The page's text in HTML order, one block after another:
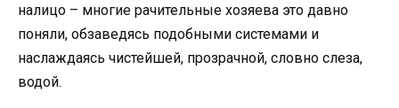
налицо – многие рачительные хозяева это давно
поняли, обзаведясь подобными системами и
наслаждаясь чистейшей, прозрачной, словно слеза,
водой.